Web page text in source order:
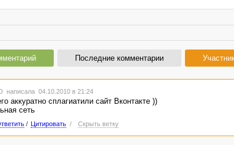
Последние комментарии
написала 04.10.2010 в 21:24
аккуратно сплагиатили сайт Вконтакте ))
сеть
/ Цитировать / Скрыть ветку